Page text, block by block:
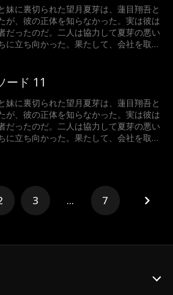
妹に裏切られた望月夏芽は、蓮目翔吾と
が、彼の正体を知らなかった。実は彼は
だったのだ。二人は協力して夏芽の悪い
に立ち向かった。果たして、会社を取り
ード 11
妹に裏切られた望月夏芽は、蓮目翔吾と
が、彼の正体を知らなかった。実は彼は
だったのだ。二人は協力して夏芽の悪い
に立ち向かった。果たして、会社を取り
3 ... 7